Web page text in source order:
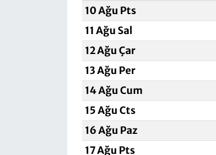
10 Ağu Pts
11 Ağu Sal
12 Ağu Çar
13 Ağu Per
14 Ağu Cum
15 Ağu Cts
16 Ağu Paz
17 Ağu Pts